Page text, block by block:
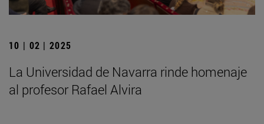
10 | 02 | 2025
La Universidad de Navarra rinde homenaje
al profesor Rafael Alvira